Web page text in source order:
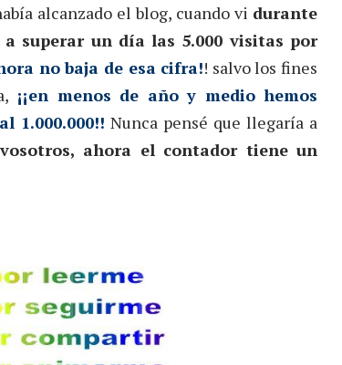
alcanzado el blog, cuando vi durante
a superar un día las 5.000 visitas por
no baja de esa cifra!! salvo los fines
¡¡en menos de año y medio hemos
al 1.000.000!! Nunca pensé que llegaría a
ahora el contador tiene un